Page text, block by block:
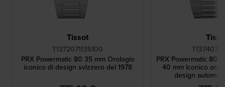
Tissot
T1372071135100
PRX Powermatic 80 35 mm Orologio
iconico di design svizzero del 1978
PRX Powermatic 80
40 mm Iconico
design